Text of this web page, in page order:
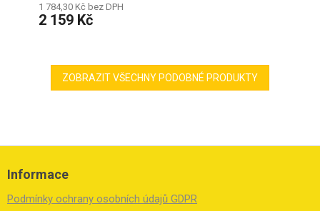
1 784,30 Kč bez DPH
2 159 Kč
ZOBRAZIT VŠECHNY PODOBNÉ PRODUKTY
Z
Informace
Podmínky ochrany osobních údajů GDPR